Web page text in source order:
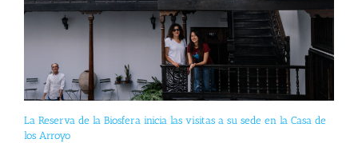
La Reserva de la Biosfera inicia las visitas a su sede en la Casa de
los Arroyo